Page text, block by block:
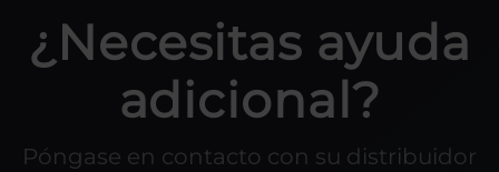
¿Necesitas ayuda
adicional?
Póngase en contacto con su distribuidor